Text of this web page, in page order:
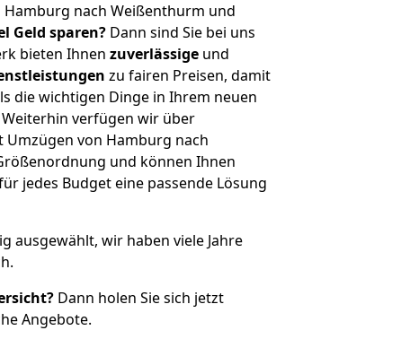
Hamburg nach Weißenthurm und
Geld sparen? Dann sind Sie bei uns
bieten Ihnen zuverlässige und
zu fairen Preisen, damit
die wichtigen Dinge in Ihrem neuen
verfügen wir über
von Hamburg nach
und können Ihnen
jedes Budget eine passende Lösung
ausgewählt, wir haben viele Jahre
Dann holen Sie sich jetzt
Angebote.